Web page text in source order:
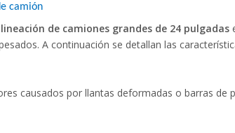
camión
de camiones grandes de 24 pulgadas
A continuación se detallan las
causados ​​por llantas deformadas o barras de